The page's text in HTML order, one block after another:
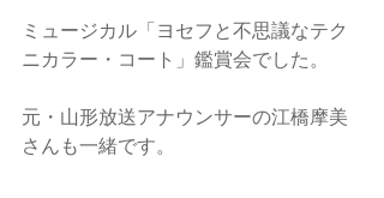
ミュージカル「ヨセフと不思議なテク
ニカラー・コート」鑑賞会でした。
元・山形放送アナウンサーの江橋摩美
さんも一緒です。